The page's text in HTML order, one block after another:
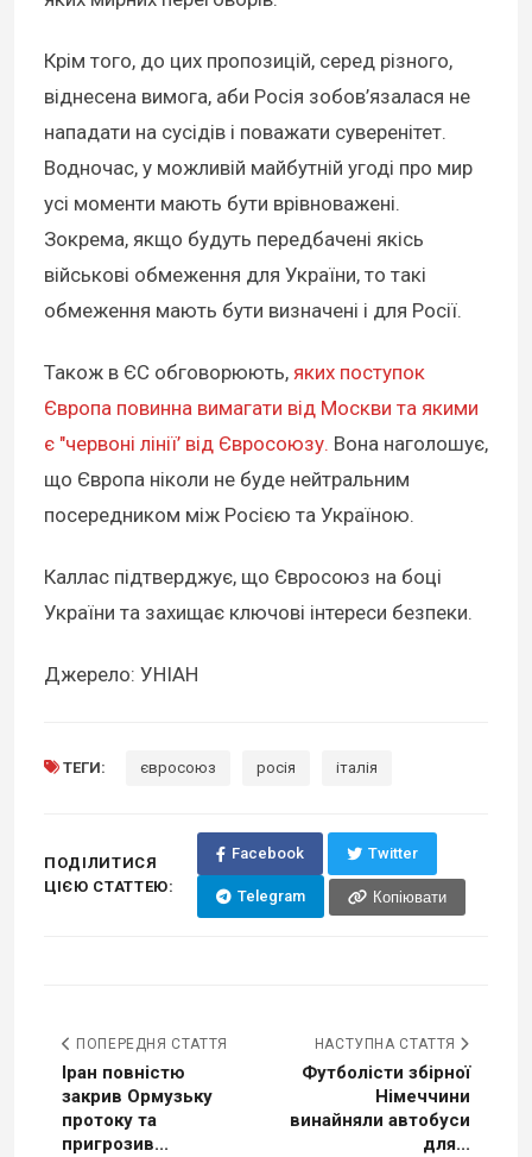
Крім того, до цих пропозицій, серед різного,
віднесена вимога, аби Росія зобов’язалася не
нападати на сусідів і поважати суверенітет.
Водночас, у можливій майбутній угоді про мир
усі моменти мають бути врівноважені.
Зокрема, якщо будуть передбачені якісь
військові обмеження для України, то такі
обмеження мають бути визначені і для Росії.
Також в ЄС обговорюють, яких поступок
Європа повинна вимагати від Москви та якими
є "червоні лінії’ від Євросоюзу. Вона наголошує,
що Європа ніколи не буде нейтральним
посередником між Росією та Україною.
Каллас підтверджує, що Євросоюз на боці
України та захищає ключові інтереси безпеки.
Джерело: УНІАН
ТЕГИ: євросоюз росія італія
ПОДІЛИТИСЯ
ЦІЄЮ СТАТТЕЮ:
Facebook Twitter
Telegram Копіювати
ПОПЕРЕДНЯ СТАТТЯ
Іран повністю
закрив Ормузьку
протоку та
пригрозив...
НАСТУПНА СТАТТЯ
Футболісти збірної
Німеччини
винайняли автобуси
для...